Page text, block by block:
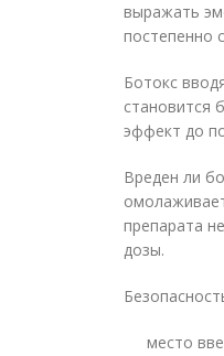
выражать
постепенно
Ботокс
становится
эффект до
Вреден ли
препарата
дозы.
место